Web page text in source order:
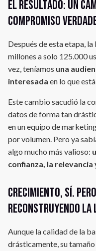
El resultado: un
compromiso
Después de esta etapa,
millones a solo 125.000
vez, teníamos una
interesada en lo que
Este cambio sacudió la
datos de forma tan
en un equipo de
por volumen. Pero ya
algo mucho más valioso:
confianza, la
Crecimiento, sí.
Reconstruyendo
Aunque la calidad de la
drásticamente, su